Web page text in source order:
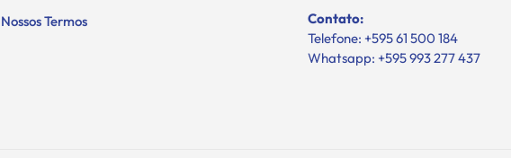
Nossos Termos
Contato:
Telefone: +595 61 500 184
Whatsapp: +595 993 277 437